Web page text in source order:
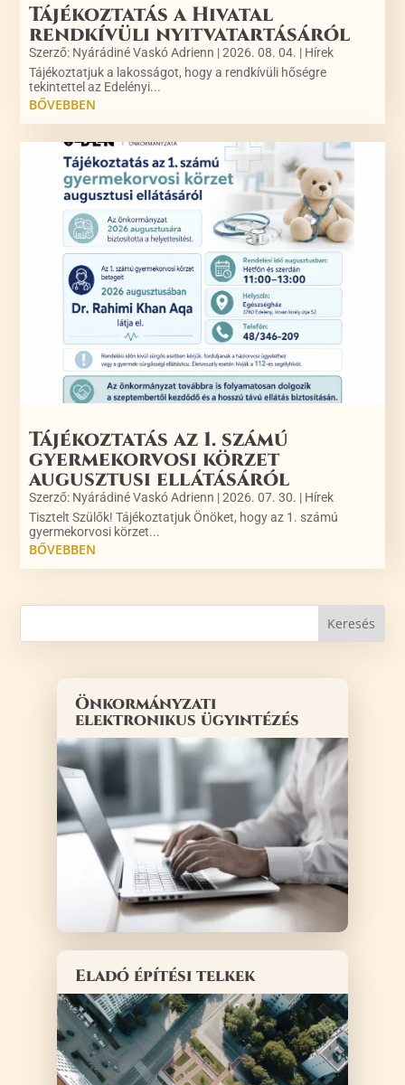
Tájékoztatás a Hivatal
rendkívüli nyitvatartásáról
Szerző: Nyárádiné Vaskó Adrienn |2026. 08. 04. | Hírek
Tájékoztatjuk a lakosságot, hogy a rendkívüli hőségre
tekintettel az Edelényi...
BŐVEBBEN
Tájékoztatás az 1. számú
gyermekorvosi körzet
augusztusi ellátásáról
Szerző: Nyárádiné Vaskó Adrienn |2026. 07. 30. | Hírek
Tisztelt Szülők! Tájékoztatjuk Önöket, hogy az 1. számú
gyermekorvosi körzet...
BŐVEBBEN
Önkormányzati
elektronikus ügyintézés
Eladó építési telkek